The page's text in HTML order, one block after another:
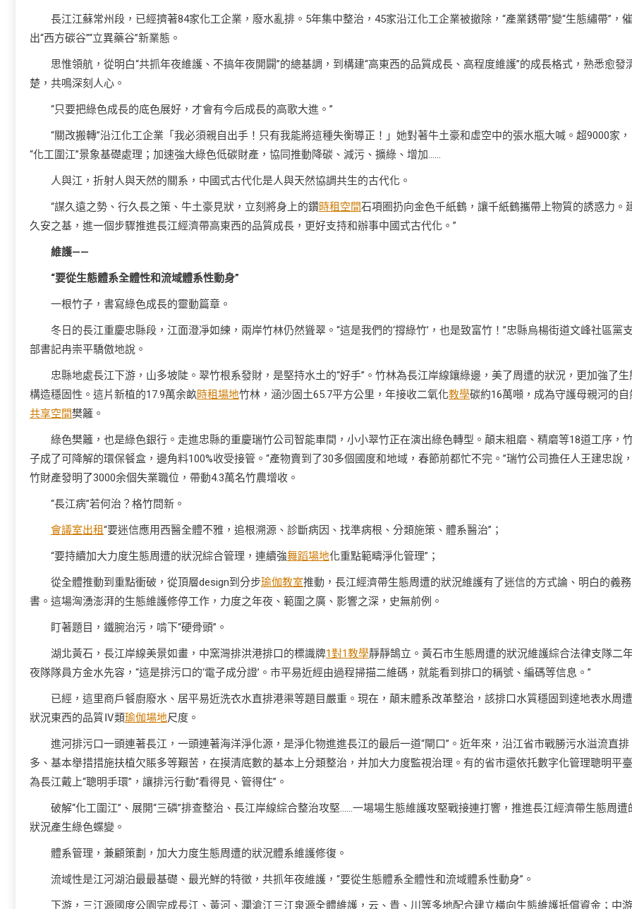
長江江蘇常州段，已經擠著84家化工企業，廢水亂排。5年集中整治，45家沿江化工企業被撤除，“產業銹帶”變“生態繡帶”，
出“西方碳谷”“立異藥谷”新業態。
思惟領航，從明白“共抓年夜維護、不搞年夜開闢”的總基調，到構建“高東西的品質成長、高程度維護”的成長格式，熟悉愈發
楚，共鳴深刻人心。
“只要把綠色成長的底色展好，才會有今后成長的高歌大進。”
“關改搬轉”沿江化工企業「我必須親自出手！只有我能將這種失衡導正！」她對著牛土豪和虛空中的張水瓶大喊。超9000家，
“化工圍江”景象基礎處理；加速強大綠色低碳財產，協同推動降碳、減污、擴綠、增加……
人與江，折射人與天然的關系，中國式古代化是人與天然協調共生的古代化。
“謀久遠之勢、行久長之策、牛土豪見狀，立刻將身上的鑽時租空間石項圈扔向金色千紙鶴，讓千紙鶴攜帶上物質的誘惑力。
久安之基，進一個步驟推進長江經濟帶高東西的品質成長，更好支持和辦事中國式古代化。”
維護——
“要從生態體系全體性和流域體系性動身”
一根竹子，書寫綠色成長的靈動篇章。
冬日的長江重慶忠縣段，江面澄凈如練，兩岸竹林仍然聳翠。“這是我們的‘撐綠竹’，也是致富竹！”忠縣烏楊街道文峰社區黨支
部書記冉崇平驕傲地說。
忠縣地處長江下游，山多坡陡。翠竹根系發財，是堅持水土的“好手”。竹林為長江岸線鑲綠邊，美了周遭的狀況，更加強了生
構造穩固性。這片新植的17.9萬余畝時租場地竹林，涵沙固土65.7平方公里，年接收二氧化教學碳約16萬噸，成為守護母親河的自
共享空間樊籬。
綠色樊籬，也是綠色銀行。走進忠縣的重慶瑞竹公司智能車間，小小翠竹正在演出綠色轉型。顛末粗磨、精磨等18道工序，
子成了可降解的環保餐盒，邊角料100%收受接管。“產物賣到了30多個國度和地域，春節前都忙不完。”瑞竹公司擔任人王建忠說，
竹財產發明了3000余個失業職位，帶動4.3萬名竹農增收。
“長江病”若何治？格竹問新。
會議室出租“要迷信應用西醫全體不雅，追根溯源、診斷病因、找準病根、分類施策、體系醫治”；
“要持續加大力度生態周遭的狀況綜合管理，連續強舞蹈場地化重點範疇淨化管理”；
從全體推動到重點衝破，從頂層design到分步瑜伽教室推動，長江經濟帶生態周遭的狀況維護有了迷信的方式論、明白的義務
書。這場洶湧澎湃的生態維護修停工作，力度之年夜、範圍之廣、影響之深，史無前例。
盯著題目，鐵腕治污，啃下“硬骨頭”。
湖北黃石，長江岸線美景如畫，中窯灣排洪港排口的標識牌1對1教學靜靜鵠立。黃石市生態周遭的狀況維護綜合法律支隊二
夜隊隊員方金水先容，“這是排污口的‘電子成分證’。市平易近經由過程掃描二維碼，就能看到排口的稱號、編碼等信息。”
已經，這里商戶餐廚廢水、居平易近洗衣水直排港渠等題目嚴重。現在，顛末體系改革整治，該排口水質穩固到達地表水周
狀況東西的品質Ⅳ類瑜伽場地尺度。
進河排污口一頭連著長江，一頭連著海洋淨化源，是淨化物進進長江的最后一道“閘口”。近年來，沿江省市戰勝污水溢流直排
多、基本舉措措施扶植欠賬多等艱苦，在摸清底數的基本上分類整治，并加大力度監視治理。有的省市還依托數字化管理聰明平臺
為長江戴上“聰明手環”，讓排污行動“看得見、管得住”。
破解“化工圍江”、展開“三磷”排查整治、長江岸線綜合整治攻堅……一場場生態維護攻堅戰接連打響，推進長江經濟帶生態周遭
狀況產生綠色蝶變。
體系管理，兼顧策劃，加大力度生態周遭的狀況體系維護修復。
流域性是江河湖泊最最基礎、最光鮮的特徵，共抓年夜維護，“要從生態體系全體性和流域體系性動身”。
下游，三江源國度公園完成長江、黃河、瀾滄江三江泉源全體維護，云、貴、川等多地配合建立橫向生態維護抵償資金；中游